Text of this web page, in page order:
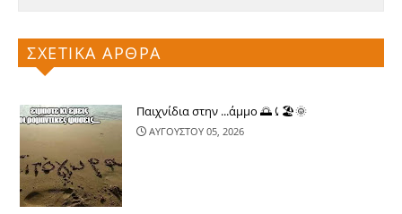
ΣΧΕΤΙΚΑ ΑΡΘΡΑ
Παιχνίδια στην ...άμμο 🌅⤹🏖🌞
ΑΥΓΟΥΣΤΟΥ 05, 2026